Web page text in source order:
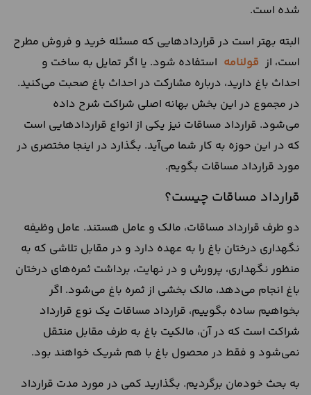
شده است.
البته بهتر است در قراردادهایی که مسئله خرید و فروش مطرح
است، از قولنامه استفاده شود. یا اگر تمایل به ساخت و
احداث باغ دارید، درباره مشارکت در احداث باغ صحبت می‌کنید.
در مجموع در این بخش بهانه اصلی شراکت شرح داده
می‌شود. قرارداد مساقات نیز یکی از انواع قراردادهایی است
که در این حوزه به کار شما می‌آید. بگذارد در اینجا مختصری در
مورد قرارداد مساقات بگویم.
قرارداد مساقات چیست؟
دو طرف قرارداد مساقات، مالک و عامل هستند. عامل وظیفه
نگهداری درختان باغ را به عهده دارد و در مقابل تلاشی که به
منظور نگهداری، پرورش و در نهایت، برداشت ثمره‌های درختان
باغ انجام می‌دهد، مالک بخشی از ثمره باغ می‌شود. اگر
بخواهیم ساده بگوییم، قرارداد مساقات یک نوع قرارداد
شراکت است که در آن، مالکیت باغ به طرف مقابل منتقل
نمی‌شود و فقط در محصول باغ با هم شریک خواهند بود.
به بحث خودمان برگردیم. بگذارید کمی در مورد مدت قرارداد